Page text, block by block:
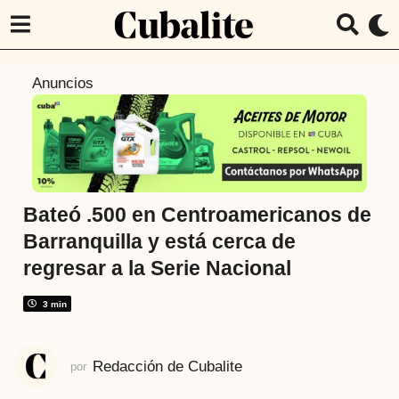
t
r
á
s
5
o
Anuncios
Bateó .500 en Centroamericanos de
Barranquilla y está cerca de
regresar a la Serie Nacional
3 min
por Redacción de Cubalite